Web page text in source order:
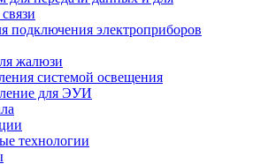
подключения электроприборов
жалюзи
системой освещения
для ЭУИ
технологии